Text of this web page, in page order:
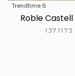
Trendtime 6
Roble Castell
1371173